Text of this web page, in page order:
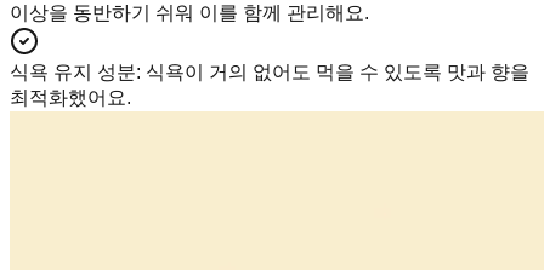
이상을 동반하기 쉬워 이를 함께 관리해요.
식욕 유지 성분: 식욕이 거의 없어도 먹을 수 있도록 맛과 향을
최적화했어요.